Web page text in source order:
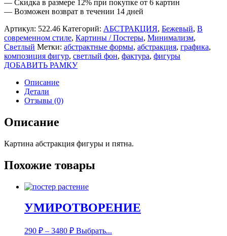
— Скидка в размере 12% при покупке от 6 картин
— Возможен возврат в течении 14 дней
Артикул: 522.46 Категорий: АБСТРАКЦИЯ, Бежевый, В
современном стиле, Картины / Постеры, Минимализм,
Светлый Метки: абстрактные формы, абстракция, графика,
композиция фигур, светлый фон, фактура, фигуры
ДОБАВИТЬ РАМКУ
Описание
Детали
Отзывы (0)
Описание
Картина абстракция фигуры и пятна.
Похожие товары
УМИРОТВОРЕНИЕ
290 ₽ – 3480 ₽ Выбрать...